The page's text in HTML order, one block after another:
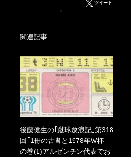
ツイート
関連記事
後藤健生の｢蹴球放浪記｣第318
回｢1冊の古書と1978年W杯｣
の巻(1)アルゼンチン代表でお